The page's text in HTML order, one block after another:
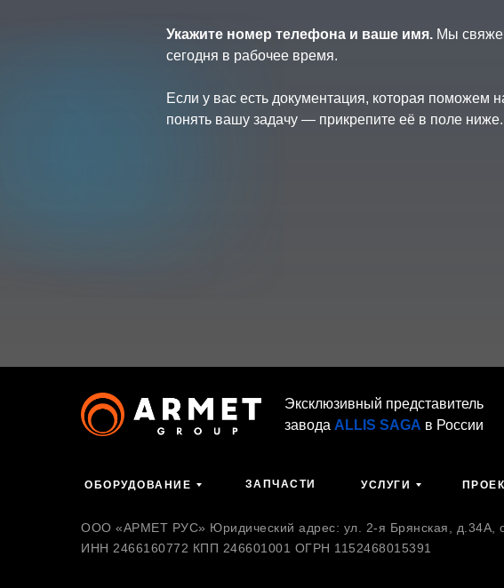
Укажите номер телефона и ваше имя. Мы
сегодня в рабочее время.
Если у вас есть документация, которая поможем
понять вашу задачу — прикрепите её в поле ниже.
ООО «АРМЕТ РУС» Юридический адрес: ул. 2-я Брянская, д.34А,
ИНН 2466160772 КПП 246601001 ОГРН 1152468015391
ОБОРУДОВАНИЕ УСЛУГИ
ЗАПЧАСТИ
Эксклюзивный представитель
завода ALLIS SAGA в России